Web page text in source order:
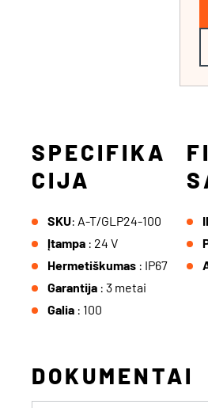
SPECIFIKA
CIJA
SKU: A-T/GLP24-100
Įtampa : 24 V
Hermetiškumas : IP67
Garantija : 3 metai
Galia : 100
DOKUMENTAI